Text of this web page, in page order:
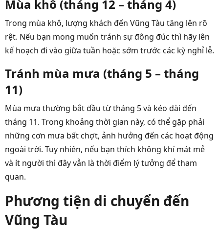
Mùa khô (tháng 12 – tháng 4)
Trong mùa khô, lượng khách đến Vũng Tàu tăng lên rõ
rệt. Nếu bạn mong muốn tránh sự đông đúc thì hãy lên
kế hoạch đi vào giữa tuần hoặc sớm trước các kỳ nghỉ lễ.
Tránh mùa mưa (tháng 5 – tháng
11)
Mùa mưa thường bắt đầu từ tháng 5 và kéo dài đến
tháng 11. Trong khoảng thời gian này, có thể gặp phải
những cơn mưa bất chợt, ảnh hưởng đến các hoạt động
ngoài trời. Tuy nhiên, nếu bạn thích không khí mát mẻ
và ít người thì đây vẫn là thời điểm lý tưởng để tham
quan.
Phương tiện di chuyển đến
Vũng Tàu